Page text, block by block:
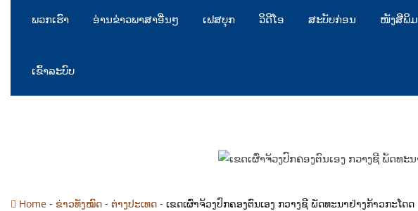
ພວກເຮົາ ອ່ານຂ່າວພາສາອື່ນໆ ເຟສບຸກ ວິດີໂອ ສະບັບກ່ອນ ໜັງສືພິມ
ເຂົ້າລະບົບ
Home - ຂ່າວທັງໝົດ - ຕ່າງປະເທດ - ເຂດເຜົ່າຈ້ວງປົກຄອງຕົນເອງ ກວາງຊີ ພັດທະນາຢ່າງກ້າວກະໂດດ